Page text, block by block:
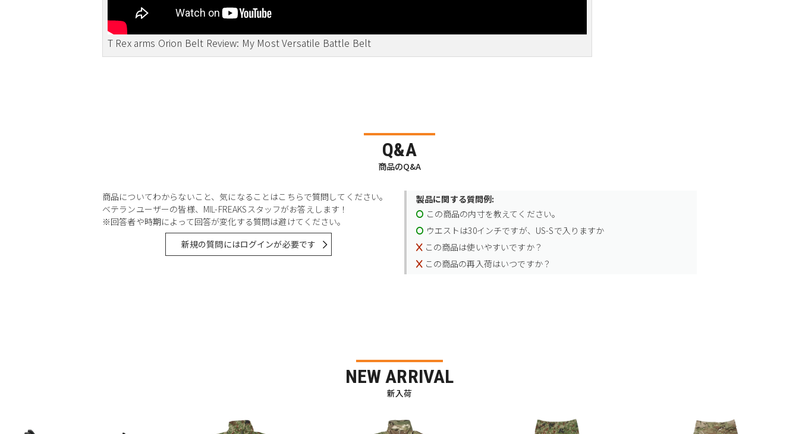
T Rex arms Orion Belt Review: My Most Versatile Battle Belt
Q&A
商品のQ&A
商品についてわからないこと、気になることはこちらで質問してください。
ベテランユーザーの皆様、MIL-FREAKSスタッフがお答えします！
※回答者や時期によって回答が変化する質問は避けてください。
新規の質問にはログインが必要です
製品に関する質問例:
この商品の内寸を教えてください。
ウエストは30インチですが、US-Sで入りますか
この商品は使いやすいですか？
この商品の再入荷はいつですか？
NEW ARRIVAL
新入荷